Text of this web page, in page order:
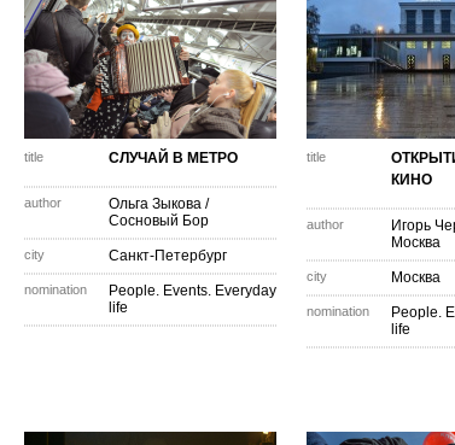
title СЛУЧАЙ В МЕТРО
author Ольга Зыкова /
Сосновый Бор
city Санкт-Петербург
nomination
People. Events. Everyday
life
title
КИНО
author Игорь
Москва
city Москва
nomination
People.
life